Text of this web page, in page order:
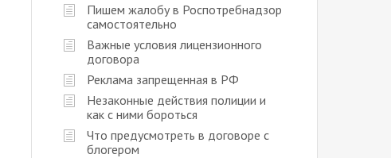
Пишем жалобу в Роспотребнадзор
самостоятельно
Важные условия лицензионного
договора
Реклама запрещенная в РФ
Незаконные действия полиции и
как с ними бороться
Что предусмотреть в договоре с
блогером